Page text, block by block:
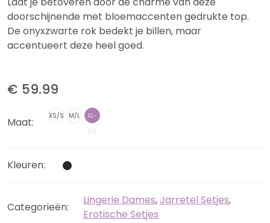
doorschijnende met bloemaccenten gedrukte top.
De onyxzwarte rok bedekt je billen, maar
accentueert deze heel goed.
€ 59.99
Maat: XS/S M/L
XL-
XXL
Kleuren:
Categorieën:
Lingerie Dames,Jarretel Setjes,
Erotische Setjes